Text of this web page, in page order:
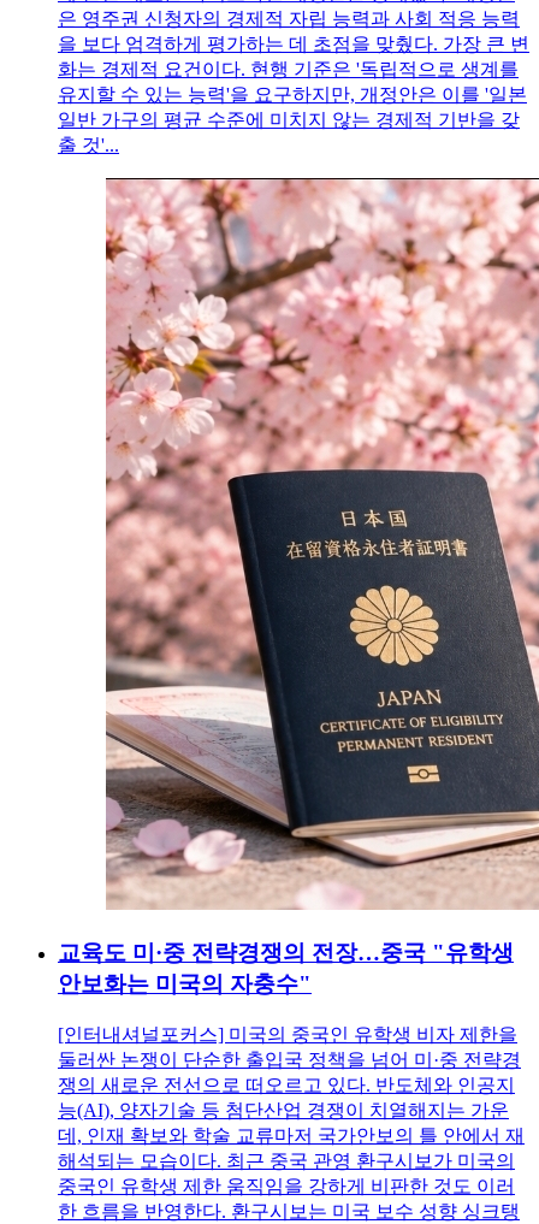
은 영주권 신청자의 경제적 자립 능력과 사회 적응 능력
을 보다 엄격하게 평가하는 데 초점을 맞췄다. 가장 큰 변
화는 경제적 요건이다. 현행 기준은 '독립적으로 생계를
유지할 수 있는 능력'을 요구하지만, 개정안은 이를 '일본
일반 가구의 평균 수준에 미치지 않는 경제적 기반을 갖
출 것'...
교육도 미·중 전략경쟁의 전장…중국 "유학생
안보화는 미국의 자충수"
[인터내셔널포커스] 미국의 중국인 유학생 비자 제한을
둘러싼 논쟁이 단순한 출입국 정책을 넘어 미·중 전략경
쟁의 새로운 전선으로 떠오르고 있다. 반도체와 인공지
능(AI), 양자기술 등 첨단산업 경쟁이 치열해지는 가운
데, 인재 확보와 학술 교류마저 국가안보의 틀 안에서 재
해석되는 모습이다. 최근 중국 관영 환구시보가 미국의
중국인 유학생 제한 움직임을 강하게 비판한 것도 이러
한 흐름을 반영한다. 환구시보는 미국 보수 성향 싱크탱